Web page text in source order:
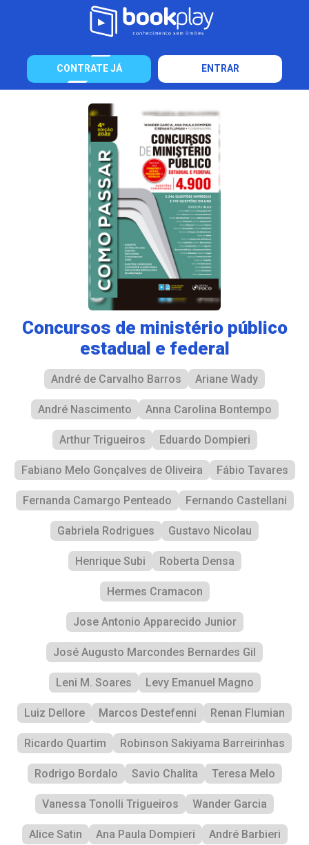
CONTRATE JÁ ENTRAR
Concursos de ministério público
estadual e federal
André de Carvalho Barros Ariane Wady
André Nascimento Anna Carolina Bontempo
Arthur Trigueiros Eduardo Dompieri
Fabiano Melo Gonçalves de Oliveira Fábio Tavares
Fernanda Camargo Penteado Fernando Castellani
Gabriela Rodrigues Gustavo Nicolau
Henrique Subi Roberta Densa
Hermes Cramacon
Jose Antonio Apparecido Junior
José Augusto Marcondes Bernardes Gil
Leni M. Soares Levy Emanuel Magno
Luiz Dellore Marcos Destefenni Renan Flumian
Ricardo Quartim Robinson Sakiyama Barreirinhas
Rodrigo Bordalo Savio Chalita Teresa Melo
Vanessa Tonolli Trigueiros Wander Garcia
Alice Satin Ana Paula Dompieri André Barbieri